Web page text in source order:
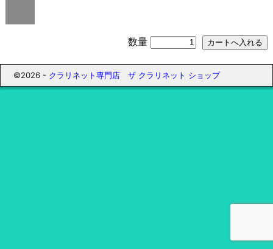
数量
©2026 - クラリネット専門店 ザ クラリネット ショップ